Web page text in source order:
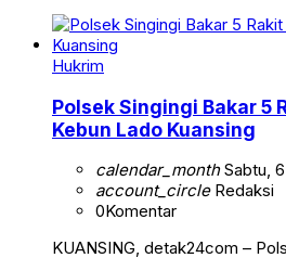
Hukrim
Polsek Singingi Bakar 5
Kebun Lado Kuansing
calendar_monthSabtu,
account_circleRedaksi
0Komentar
KUANSING, detak24com –